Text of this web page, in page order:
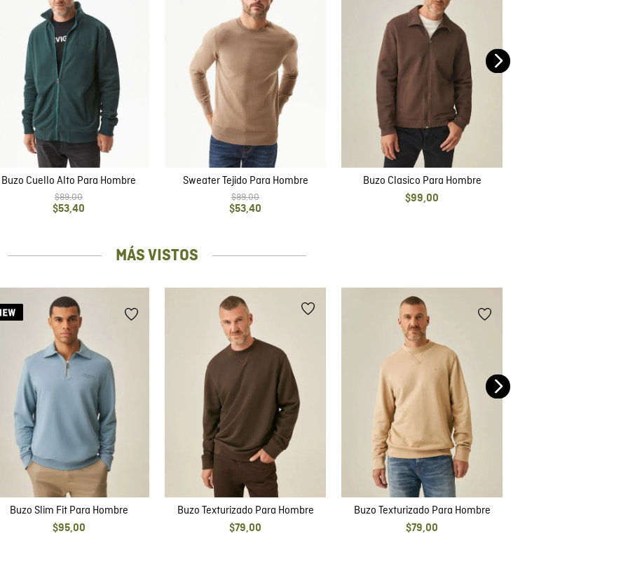
Buzo Cuello Alto Para Hombre
$89,00
$53,40
Sweater Tejido Para Hombre
$89,00
$53,40
Buzo Clasico Para Hombre
$99,00
MÁS VISTOS
Buzo Slim Fit Para Hombre
$95,00
Buzo Texturizado Para Hombre
$79,00
Buzo Texturizado Para Hombre
$79,00